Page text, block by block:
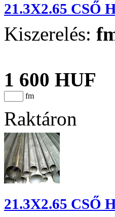
21.3X2.65 CSŐ
Kiszerelés:
1 600 HUF
fm
Raktáron
21.3X2.65 CSŐ